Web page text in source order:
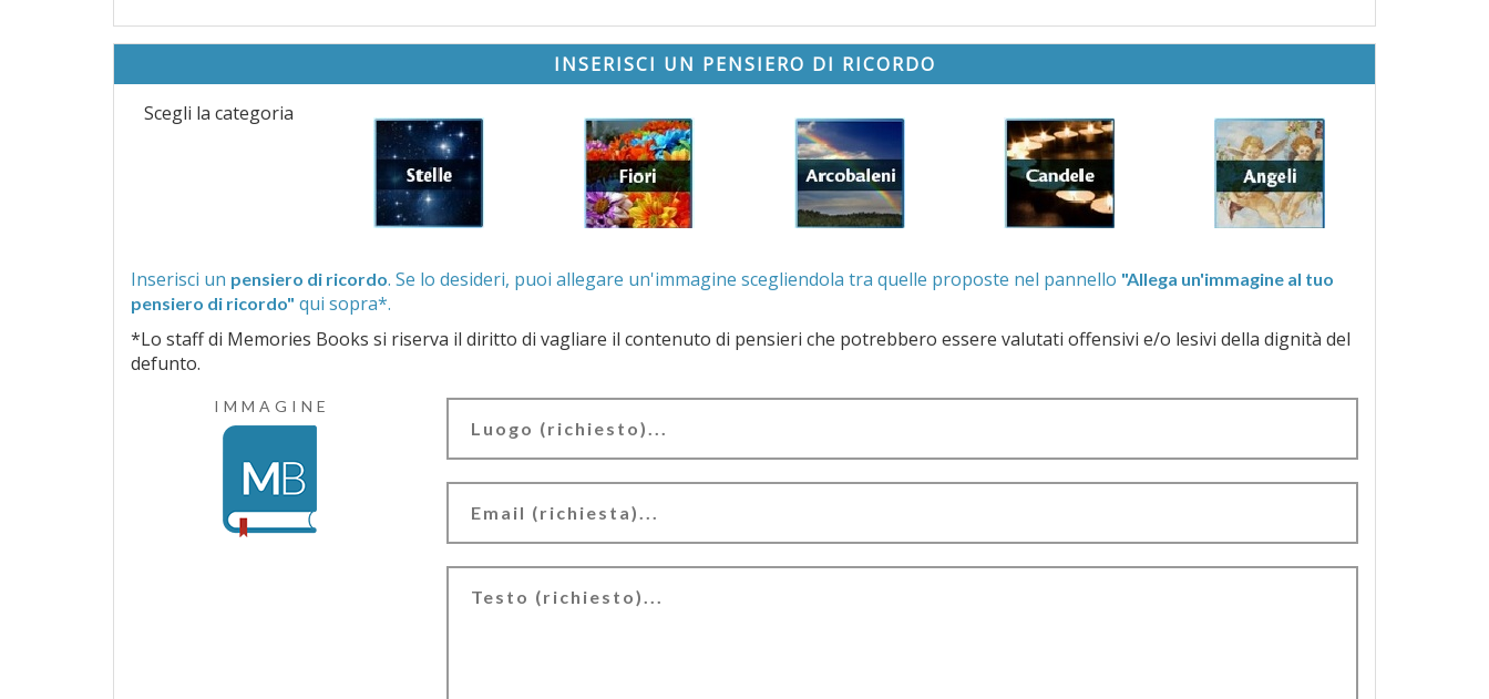
INSERISCI UN PENSIERO DI RICORDO
Scegli la categoria
Inserisci un pensiero di ricordo . Se lo desideri, puoi allegare un'immagine scegliendola tra quelle proposte nel pannello "Allega un'immagine al tuo
pensiero di ricordo" qui sopra*.
*Lo staff di Memories Books si riserva il diritto di vagliare il contenuto di pensieri che potrebbero essere valutati offensivi e/o lesivi della dignità del
defunto.
IMMAGINE